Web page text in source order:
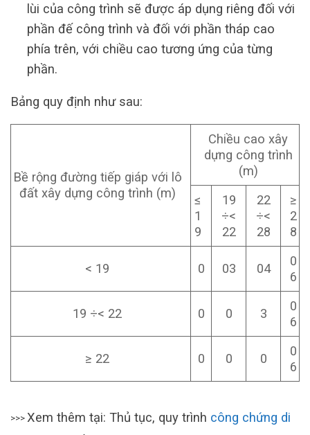
lùi của công trình sẽ được áp dụng riêng đối với
phần đế công trình và đối với phần tháp cao
phía trên, với chiều cao tương ứng của từng
phần.
Bảng quy định như sau:
Bề rộng đường tiếp giáp với lô
đất xây dựng công trình (m)
Chiều cao xây
dựng công trình
(m)
≤
1
9
19
÷<
22
22
÷<
28
≥
2
8
< 19 0 03 04
0
6
19 ÷< 22 0 0 3
0
6
≥ 22 0 0 0
0
6
>>> Xem thêm tại: Thủ tục, quy trình công chứng di